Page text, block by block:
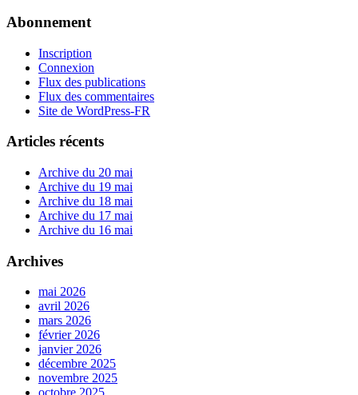
Abonnement
Inscription
Connexion
Flux des publications
Flux des commentaires
Site de WordPress-FR
Articles récents
Archive du 20 mai
Archive du 19 mai
Archive du 18 mai
Archive du 17 mai
Archive du 16 mai
Archives
mai 2026
avril 2026
mars 2026
février 2026
janvier 2026
décembre 2025
novembre 2025